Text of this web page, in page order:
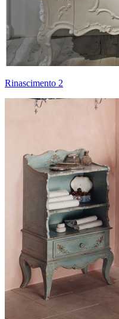
Rinascimento 2